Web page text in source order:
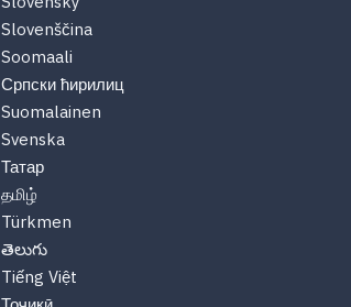
Slovenščina
Soomaali
Српски ћирилиц
Suomalainen
Svenska
Татар
தமிழ்
Türkmen
తెలుగు
Tiếng Việt